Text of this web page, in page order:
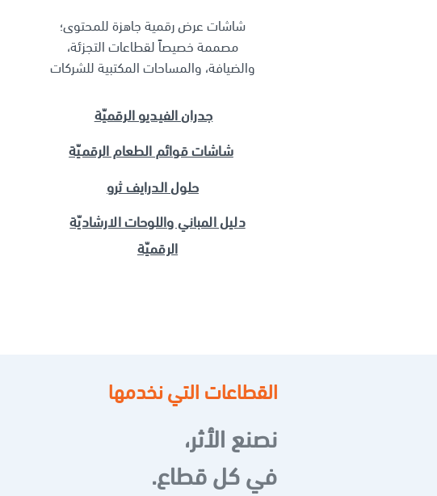
شاشات عرض رقمية جاهزة للمحتوى؛
مصممة خصيصاً لقطاعات التجزئة،
والضيافة، والمساحات المكتبية للشركات
جدران الفيديو الرقميّة
شاشات قوائم الطعام الرقميّة
حلول الدرايف ثرو
دليل المباني واللوحات الارشاديّة
الرقميّة
القطاعات التي نخدمها
نصنع الأثر،
في كل قطاع.